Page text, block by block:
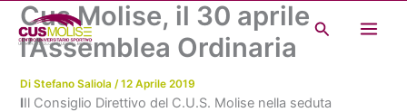
contenuto
Cerca
Cus Molise, il 30 aprile
l’Assemblea Ordinaria
DiStefano Saliola/12 Aprile 2019
IIl Consiglio Direttivo del C.U.S. Molise nella seduta